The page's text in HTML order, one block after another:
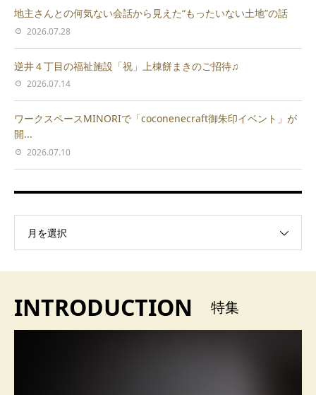
地主さんとの何気ない会話から見えた“もったいない土地”の話
2026.07.28
逆井４丁目の福祉施設「祝」上棟餅まきのご招待♫
2026.07.14
ワークスペースMINORIで「coconenecraft御朱印イベント」が
開...
2026.07.10
月を選択
INTRODUCTION 特集